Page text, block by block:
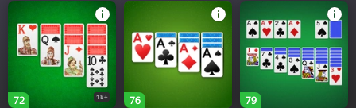
72 18+
76
79